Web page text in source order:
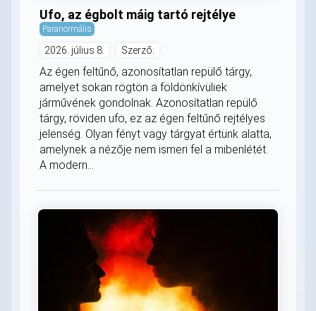
Ufo, az égbolt máig tartó rejtélye
Paranormális
2026. július 8. Szerző:
Az égen feltűnő, azonosítatlan repülő tárgy,
amelyet sokan rögtön a földönkívüliek
járművének gondolnak. Azonosítatlan repülő
tárgy, röviden ufo, ez az égen feltűnő rejtélyes
jelenség. Olyan fényt vagy tárgyat értünk alatta,
amelynek a nézője nem ismeri fel a mibenlétét.
A modern...